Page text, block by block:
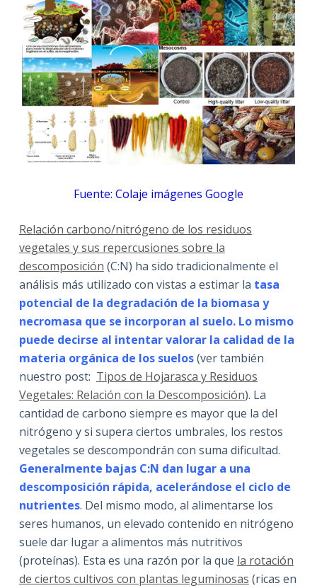
Fuente: Colaje imágenes Google
Relación carbono/nitrógeno de los residuos
vegetales y sus repercusiones sobre la
descomposición (C:N) ha sido tradicionalmente el
análisis más utilizado con vistas a estimar la tasa
potencial de la degradación de la biomasa y
necromasa que se incorporan al suelo. Lo mismo
puede decirse al intentar valorar la calidad de la
materia orgánica de los suelos(ver también
nuestro post: Tipos de Hojarasca y Residuos
Vegetales: Relación con la Descomposición). La
cantidad de carbono siempre es mayor que la del
nitrógeno y si supera ciertos umbrales, los restos
vegetales se descompondrán con suma dificultad.
Generalmente bajas C:N dan lugar a una
descomposición rápida, acelerándose el ciclo de
nutrientes. Del mismo modo, al alimentarse los
seres humanos, un elevado contenido en nitrógeno
suele dar lugar a alimentos más nutritivos
(proteínas). Esta es una razón por la que la rotación
de ciertos cultivos con plantas leguminosas (ricas en